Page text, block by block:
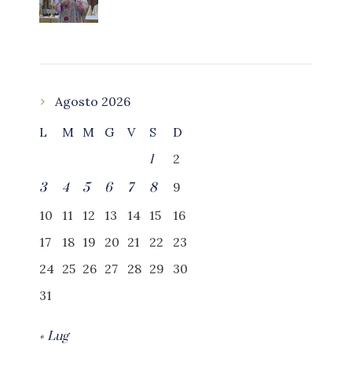
Agosto 2026
L
M M G V S
D
1
2
3
4 5 6 7 8
9
10
11 12 13 14 15
16
17
18 19 20 21 22
23
24 25 26 27 28 29
30
31
« Lug